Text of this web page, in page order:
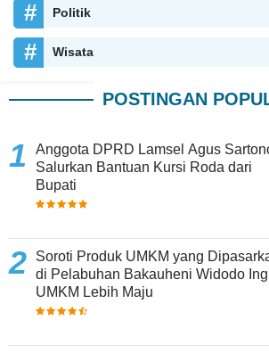
Politik
Wisata
POSTINGAN
Anggota DPRD Lamsel Agus
Salurkan Bantuan Kursi Roda dari
Bupati
Soroti Produk UMKM yang
di Pelabuhan Bakauheni Widodo
UMKM Lebih Maju